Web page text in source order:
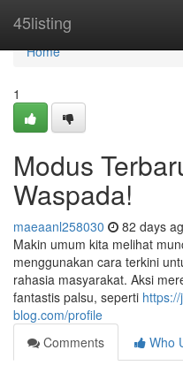
45listing
Home
Home
1
Modus
Waspada!
maeaanl258030 82 days
Makin umum kita melihat
menggunakan cara terkini
rahasia masyarakat. Aksi
fantastis palsu, seperti
blog.com/profile
Comments
Who